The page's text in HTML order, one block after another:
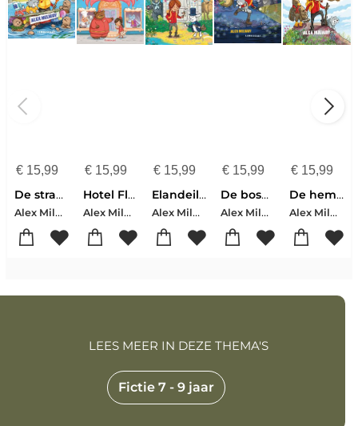
€15,99
De strandotters
Alex Milway
€15,99
Hotel Flamingo
Alex Milway
€ 15,99
Elandeiland
Alex Milway
€ 15,99
De boswolven
Alex Milway
€ 15,99
De hemeladelaars
Alex Milway
Fictie 7 - 9 jaar
LEES MEER IN DEZE THEMA'S